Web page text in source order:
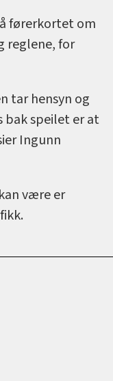
førerkortet om
reglene, for
tar hensyn og
bak speilet er at
Ingunn
være er